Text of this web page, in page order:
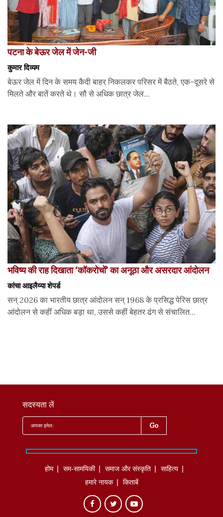
पटना के बेऊर जेल में जेन-जी
कुमार दिव्यम
बेऊर जेल में दिन के समय कैदी बाहर निकलकर परिसर में बैठते, एक-दूसरे से
मिलते और बातें करते थे। सौ से अधिक छात्र जेल...
भविष्य की राह दिखाता ‘कॉकरोचों’ का अनूठा और असरदार आंदोलन
कांचा आइलैय्या शेपर्ड
सन् 2026 का भारतीय छात्र आंदोलन सन् 1968 के प्रसिद्ध पेरिस छात्र
आंदोलन से कहीं अधिक बड़ा था, उससे कहीं बेहतर ढंग से संचालित...
सदस्यता लें
होम सम-सामयिकी समाज और संस्कृति
साहित्‍य
हमारे नायक
किताबें